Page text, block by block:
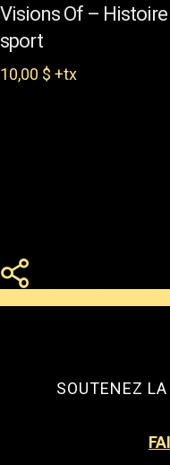
Visions Of – Histoire
sport
10,00 $ +tx
SOUTENEZ